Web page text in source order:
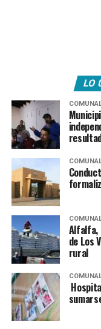
LO
Alfalfa,
de Los
rural